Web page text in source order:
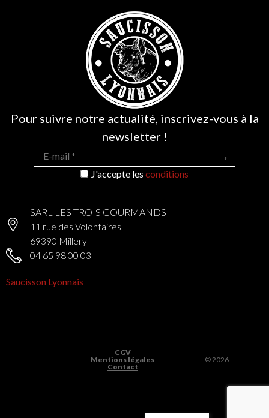
Pour suivre notre actualité, inscrivez-vous à la
newsletter !
J'accepte les conditions
SARL LES TROIS GOURMANDS
11 rue des Volontaires
69390 Millery
04 65 98 00 03
Saucisson Lyonnais
CGV
Mentions légales
Contact
© 2026